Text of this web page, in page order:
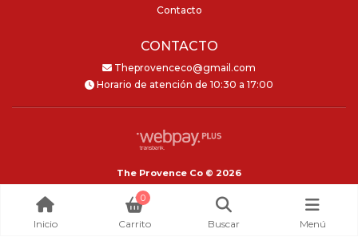
Contacto
CONTACTO
Theprovenceco@gmail.com
Horario de atención de 10:30 a 17:00
The Provence Co © 2026
Creado porBsale
Inicio
0
Carrito Buscar Menú